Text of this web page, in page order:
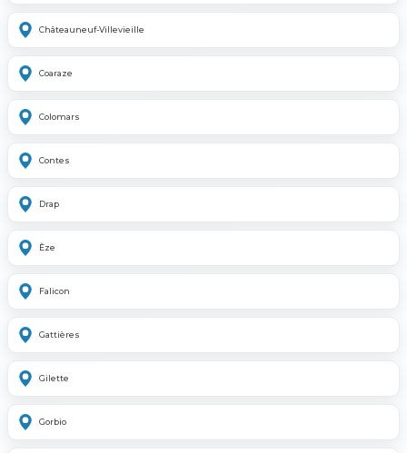
Châteauneuf-Villevieille
Coaraze
Colomars
Contes
Drap
Èze
Falicon
Gattières
Gilette
Gorbio